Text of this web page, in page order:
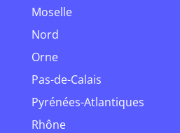
Moselle
Nord
Orne
Pas-de-Calais
Pyrénées-Atlantiques
Rhône